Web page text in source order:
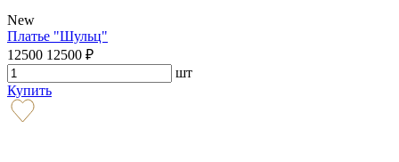
New
Платье "Шульц"
12500 12500 ₽
шт
Купить